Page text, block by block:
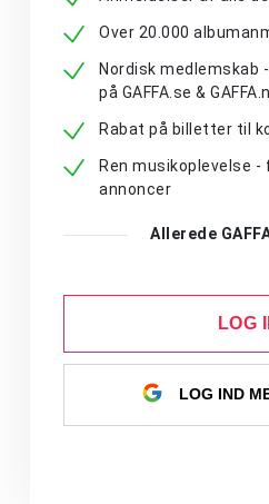
Over 20.000
Nordisk medlemskab
på GAFFA.se &
Rabat på billetter til
Ren musikoplevelse
annoncer
Allerede
LOG
LOG IND